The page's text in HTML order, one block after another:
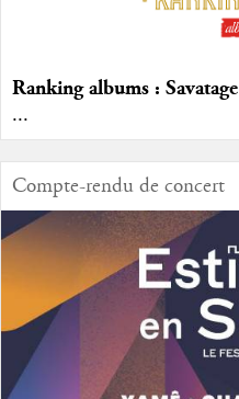
Ranking albums : Savatage
...
Compte-rendu de concert